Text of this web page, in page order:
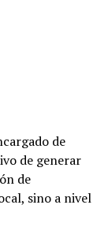
de
de generar
de
sino a nivel